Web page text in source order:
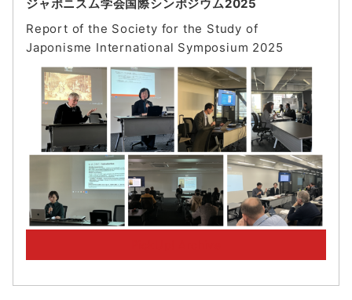
ジャポニスム学会国際シンポジウム2025
Report of the Society for the Study of
Japonisme International Symposium 2025